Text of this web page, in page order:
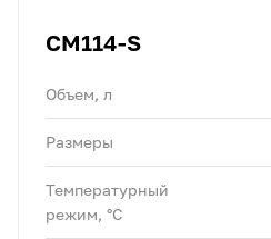
CM114-S
Объем, л
Размеры
Температурный
режим, °C